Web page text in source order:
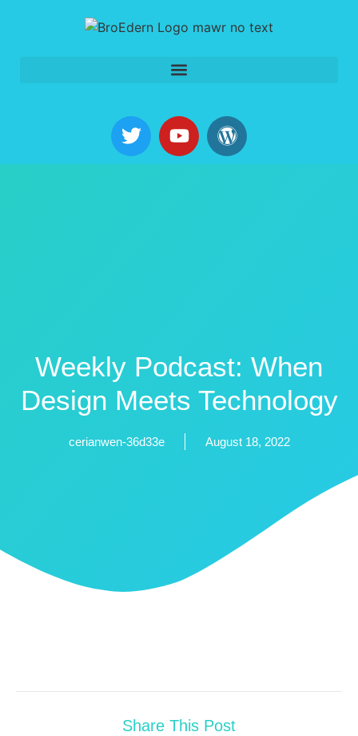
Weekly Podcast: When
Design Meets Technology
cerianwen-36d33e August 18, 2022
Share This Post